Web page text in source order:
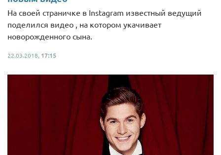
На своей страничке в Instagram известный ведущий
поделился видео , на котором укачивает
новорожденного сына.
22.03.2018, 17:15